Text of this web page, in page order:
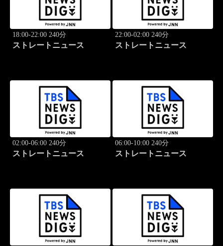
18:00-22:00 240分
ストレートニュース
22:00-02:00 240分
ストレートニュース
02:00-06:00 240分
ストレートニュース
06:00-10:00 240分
ストレートニュース